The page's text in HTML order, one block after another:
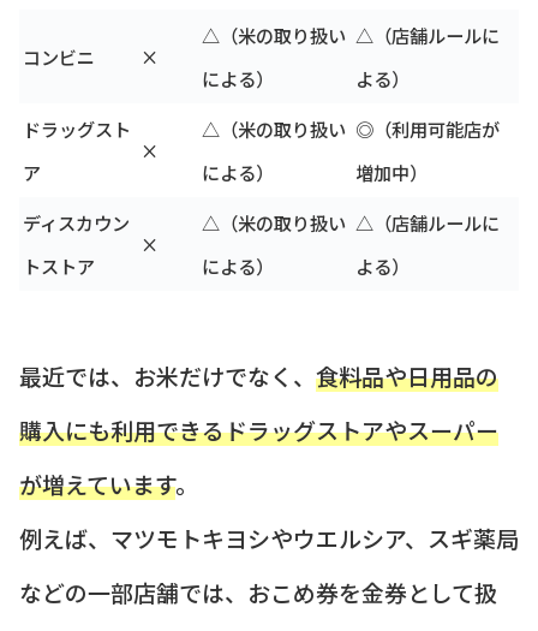
コンビニ ×
△（米の取り扱い
による）
△（店舗ルールに
よる）
ドラッグスト
ア
×
△（米の取り扱い
による）
◎（利用可能店が
増加中）
ディスカウン
トストア
×
△（米の取り扱い
による）
△（店舗ルールに
よる）
最近では、お米だけでなく、 食料品や日用品の
購入にも利用できるドラッグストアやスーパー
が増えています。
例えば、マツモトキヨシやウエルシア、スギ薬局
などの一部店舗では、おこめ券を金券として扱